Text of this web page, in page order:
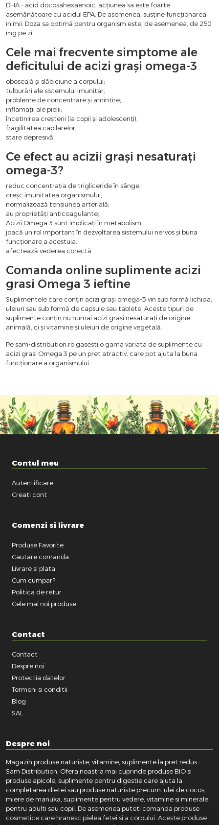
DHA – acid docosahexaenoic, acțiunea sa este foarte
asemănătoare cu acidul EPA. De asemenea, susține funcționarea
inimii. Doza sa optimă pentru organism este, de asemenea, de 250
mg pe zi.
Cele mai frecvente simptome ale
deficitului de acizi grași omega-3
oboseală și slăbiciune a corpului;
tulburări ale sistemului imunitar;
probleme de concentrare și amintire;
inflamații ale pielii;
încetinirea creșterii (la copii și adolescenți);
fragilitatea capilarelor;
stare depresivă.
Ce efect au acizii grași nesaturați
omega-3?
reduc concentrația de trigliceride în sânge;
creșc imunitatea organismului;
normalizează tensiunea arterială;
au proprietăți anticoagulante;
Acizii Omega 3 sunt implicați în metabolism;
joacă un rol important în dezvoltarea sistemului nervos și buna
funcționare a acestuia.
afectează vederea corectă
Comanda online suplimente acizi
grasi Omega 3 ieftine
Suplimentele care conțin acizi grași omega-3 vin sub formă lichida,
uleiuri sau sub formă de capsule sau tablete. Aceste tipuri de
suplimente conțin nu numai acizi grași nesaturați de origine
animală, ci și vitamine și uleiuri de origine vegetală.
Pe sam-distribution.ro gasesti o gama variata de suplimente cu
acizi grasi Omega 3 pe un pret atractiv, care pot ajuta la buna
funcționare a organismului.
Contul meu
Autentificare
Creati cont
Comenzi si livrare
Produse Favorite
Cautare comanda
Livrare si plata
Cum cumpar?
Politica de retur
Cele mai noi produse
Contact
Contact
Despre noi
Protectia datelor
Termeni si conditii
Blog
SAL
Despre noi
Magazin produse naturiste, vitamine, suplimente la pret redus -
Sam Distribution. Ofera noastra mai cuprinde produse BIO si
produse apicole, suplimente pentru digestie care ajuta la
completarea dietei sau produse naturiste precum: ulei de cocos,
miere de manuka, suplimente pentru vedere, vitamine si minerale
pentru adulti sau copii. De asemenea puteti comanda produse
cosmetice care hranesc pielea fetei si a corpului. Aceste produse